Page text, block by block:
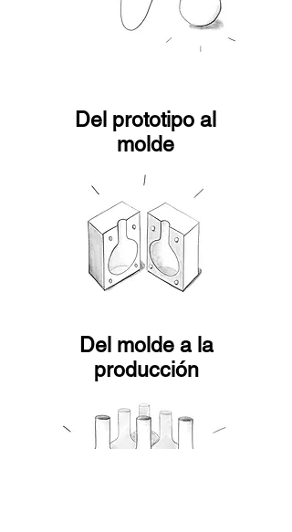
Del prototipo al
molde
Del molde a la
producción